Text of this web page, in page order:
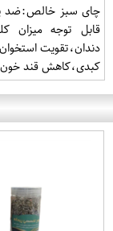
چای سبز خالص:ضد
قابل توجه میزان
دندان،تقویت
کبدی،کاهش قند